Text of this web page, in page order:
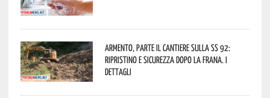
Armento, parte il cantiere sulla SS 92:
ripristino e sicurezza dopo la frana. I
dettagli